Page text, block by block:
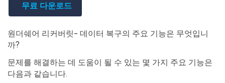
무료 다운로드
원더쉐어 리커버릿- 데이터 복구의 주요 기능은 무엇입니
까?
문제를 해결하는 데 도움이 될 수 있는 몇 가지 주요 기능은
다음과 같습니다.